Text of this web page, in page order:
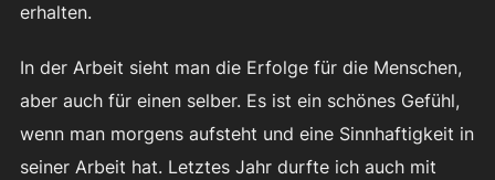
erhalten.
In der Arbeit sieht man die Erfolge für die Menschen,
aber auch für einen selber. Es ist ein schönes Gefühl,
wenn man morgens aufsteht und eine Sinnhaftigkeit in
seiner Arbeit hat. Letztes Jahr durfte ich auch mit